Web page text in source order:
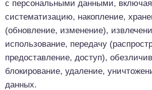
с персональными данными,
систематизацию, накопление,
(обновление, изменение),
использование, передачу
предоставление, доступ),
блокирование, удаление,
данных.